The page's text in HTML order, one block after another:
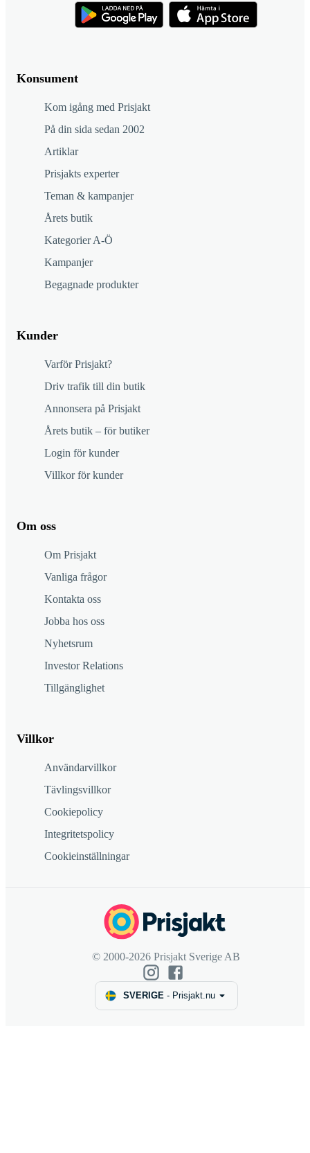
Konsument
Kom igång med Prisjakt
På din sida sedan 2002
Artiklar
Prisjakts experter
Teman & kampanjer
Årets butik
Kategorier A-Ö
Kampanjer
Begagnade produkter
Kunder
Varför Prisjakt?
Driv trafik till din butik
Annonsera på Prisjakt
Årets butik – för butiker
Login för kunder
Villkor för kunder
Om oss
Om Prisjakt
Vanliga frågor
Kontakta oss
Jobba hos oss
Nyhetsrum
Investor Relations
Tillgänglighet
Villkor
Användarvillkor
Tävlingsvillkor
Cookiepolicy
Integritetspolicy
Cookieinställningar
© 2000-2026 Prisjakt Sverige AB
SVERIGE- Prisjakt.nu